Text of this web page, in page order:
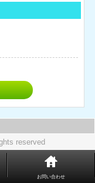
reserved
お問い合わせ